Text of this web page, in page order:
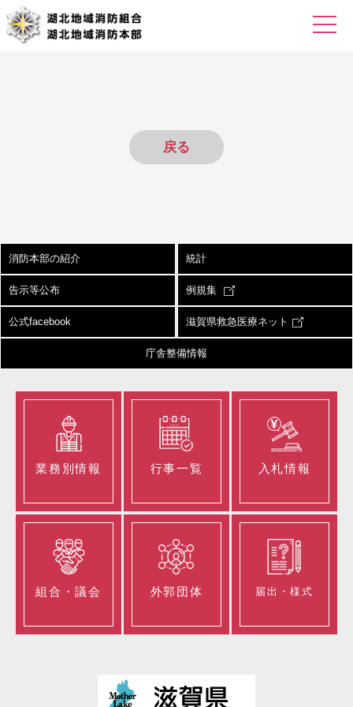
戻る
消防本部の紹介 統計
告示等公布 例規集
公式facebook 滋賀県救急医療ネット
庁舎整備情報
業務別情報 行事一覧 入札情報
組合・議会 外郭団体 届出・様式